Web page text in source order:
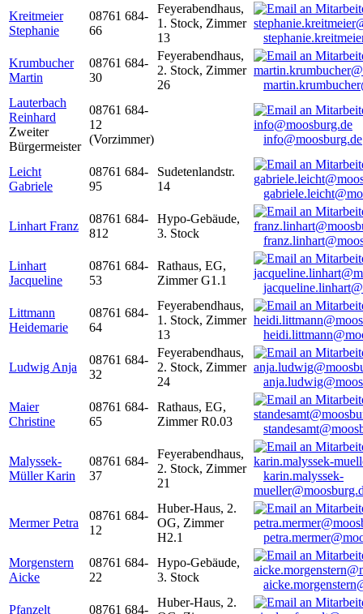
Kreitmeier
Stephanie
08761 684-
66
Feyerabendhaus,
1. Stock, Zimmer
13
Krumbucher
Martin
08761 684-
30
Feyerabendhaus,
2. Stock, Zimmer
26
Lauterbach
Reinhard
Zweiter
Bürgermeister
08761 684-
12
(Vorzimmer)
info@moosburg.de
Leicht
Gabriele
08761 684-
95
Sudetenlandstr.
14
Linhart Franz
08761 684-
812
Hypo-Gebäude,
3. Stock
Linhart
Jacqueline
08761 684-
53
Rathaus, EG,
Zimmer G1.1
Littmann
Heidemarie
08761 684-
64
Feyerabendhaus,
1. Stock, Zimmer
13
Ludwig Anja
08761 684-
32
Feyerabendhaus,
2. Stock, Zimmer
24
Maier
Christine
08761 684-
65
Rathaus, EG,
Zimmer R0.03
Malyssek-
Müller Karin
08761 684-
37
Feyerabendhaus,
2. Stock, Zimmer
21
karin.malyssek-
Mermer Petra
08761 684-
12
Huber-Haus, 2.
OG, Zimmer
H2.1
Morgenstern
Aicke
08761 684-
22
Hypo-Gebäude,
3. Stock
Pfanzelt
08761 684-
Huber-Haus, 2.